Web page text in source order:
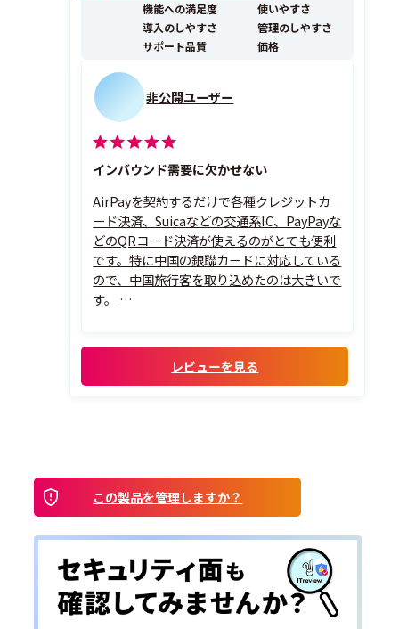
機能への満足度
使いやすさ
導入のしやすさ
管理のしやすさ
サポート品質
価格
非公開ユーザー
インバウンド需要に欠かせない
AirPayを契約するだけで各種クレジットカ
ード決済、Suicaなどの交通系IC、PayPayな
どのQRコード決済が使えるのがとても便利
です。特に中国の銀聯カードに対応している
ので、中国旅行客を取り込めたのは大きいで
す。
用意したのはレシート発行プリンタのみで
すが、これもデジタルレシート利用なら不
レビューを見る
この製品を管理しますか？